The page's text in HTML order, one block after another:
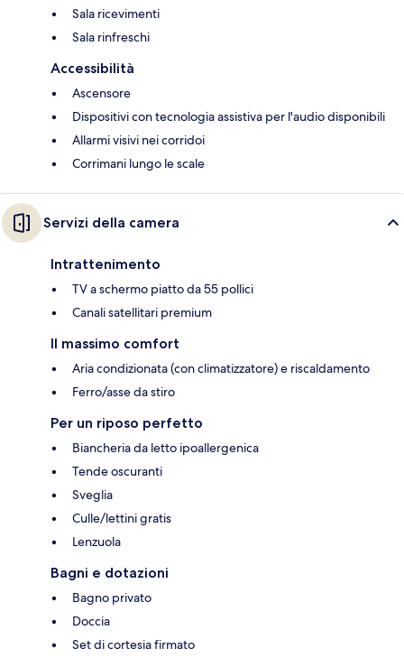
Sala ricevimenti
Sala rinfreschi
Accessibilità
Ascensore
Dispositivi con tecnologia assistiva per l'audio disponibili
Allarmi visivi nei corridoi
Corrimani lungo le scale
Servizi della camera
Intrattenimento
TV a schermo piatto da 55 pollici
Canali satellitari premium
Il massimo comfort
Aria condizionata (con climatizzatore) e riscaldamento
Ferro/asse da stiro
Per un riposo perfetto
Biancheria da letto ipoallergenica
Tende oscuranti
Sveglia
Culle/lettini gratis
Lenzuola
Bagni e dotazioni
Bagno privato
Doccia
Set di cortesia firmato